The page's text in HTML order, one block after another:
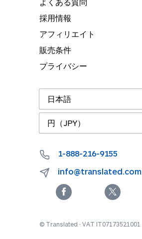
採用情報
アフィリエイト
販売条件
プライバシー
1-888-216-9155
info@translated.com